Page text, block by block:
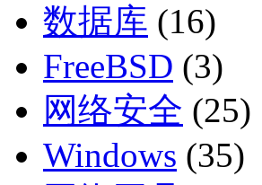
数据库 (16)
FreeBSD (3)
网络安全 (25)
Windows (35)